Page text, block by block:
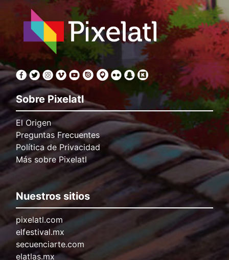
Sobre Pixelatl
El Origen
Preguntas Frecuentes
Política de Privacidad
Más sobre Pixelatl
Nuestros sitios
pixelatl.com
elfestival.mx
secuenciarte.com
elatlas.mx